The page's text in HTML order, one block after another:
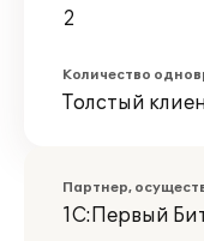
2
Количество
Толстый
Партнер,
1С:Первый